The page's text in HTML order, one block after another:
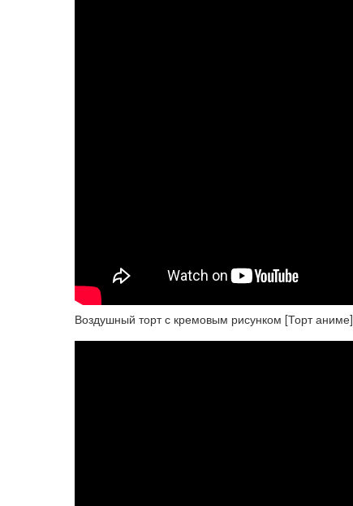
Воздушный торт с кремовым рисунком [Торт аниме]